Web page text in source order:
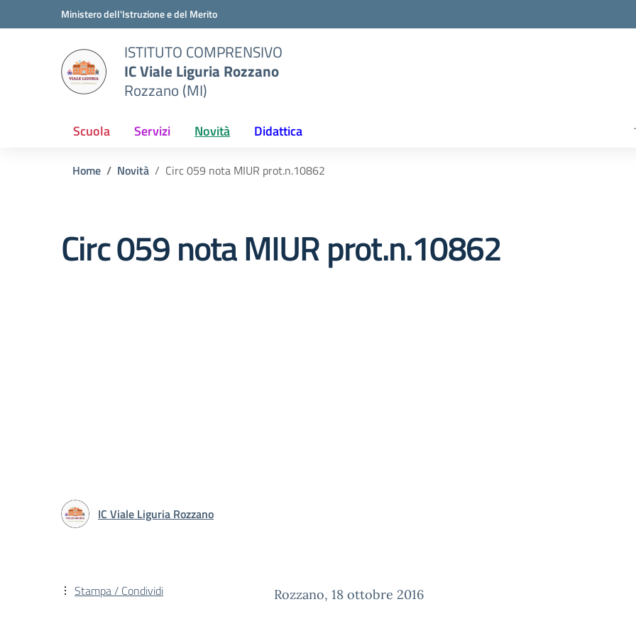
Vai ai contenuti
Vai al menu di navigazioneMinistero dell'Istruzione e del Merito
ISTITUTO COMPRENSIVO
IC Viale Liguria Rozzano
Rozzano (MI)
Scuola Servizi Novità Didattica
Home Novità Circ 059 nota MIUR prot.n.10862
Circ 059 nota MIUR prot.n.10862
IC Viale Liguria Rozzano
Rozzano, 18 ottobre 2016
Stampa / Condividi